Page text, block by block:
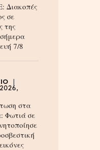
Διακοπές
σε
της
7/8
στα
Φωτιά σε